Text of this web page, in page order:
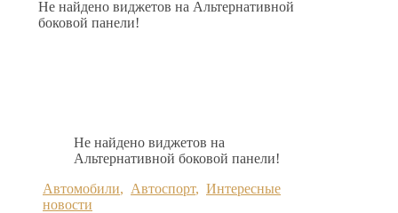
Не найдено виджетов на Альтернативной
боковой панели!
Не найдено виджетов на
Альтернативной боковой панели!
Автомобили, Автоспорт, Интересные
новости